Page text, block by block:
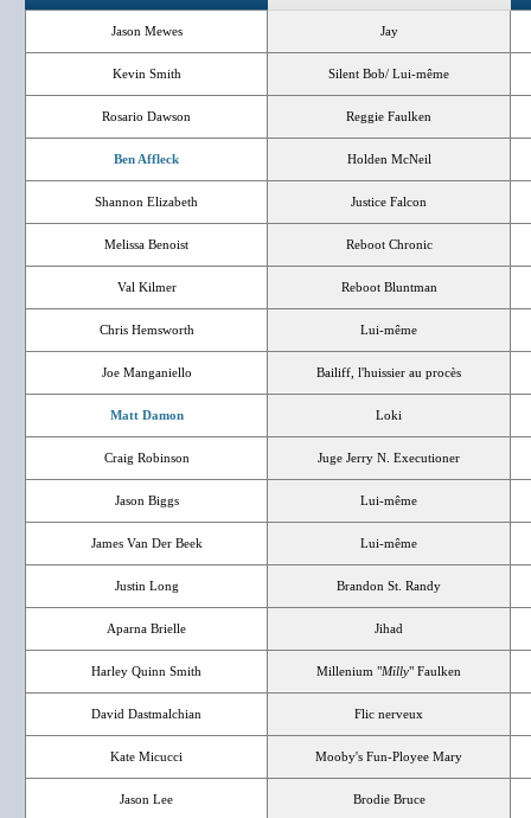
Jason Mewes Jay
Kevin Smith Silent Bob/ Lui-même
Rosario Dawson Reggie Faulken
Ben Affleck Holden McNeil
Shannon Elizabeth Justice Falcon
Melissa Benoist Reboot Chronic
Val Kilmer Reboot Bluntman
Chris Hemsworth Lui-même
Joe Manganiello Bailiff, l'huissier au procès
Matt Damon Loki
Craig Robinson Juge Jerry N. Executioner
Jason Biggs Lui-même
James Van Der Beek Lui-même
Justin Long Brandon St. Randy
Aparna Brielle Jihad
Harley Quinn Smith Millenium "Milly" Faulken
David Dastmalchian Flic nerveux
Kate Micucci Mooby's Fun-Ployee Mary
Jason Lee Brodie Bruce